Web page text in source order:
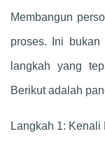
Membangun
proses. Ini bukan
langkah yang
Berikut adalah
Langkah 1: